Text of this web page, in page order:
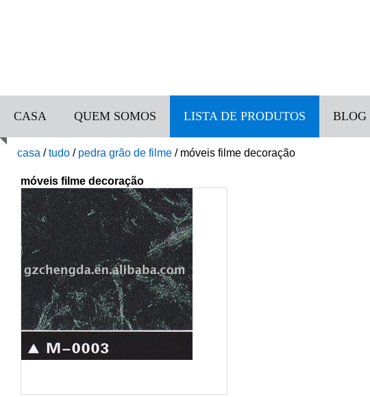
CASA QUEM SOMOS LISTA DE PRODUTOS BLOG
casa /tudo / pedra grão de filme / móveis filme decoração
móveis filme decoração